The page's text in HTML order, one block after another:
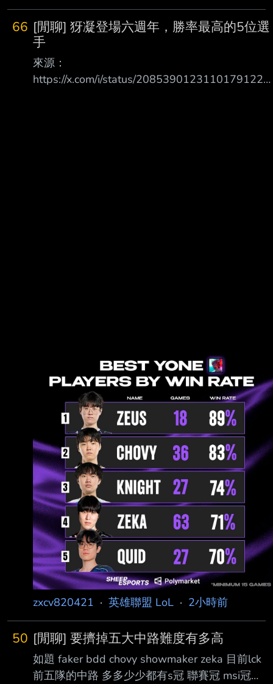
66 [閒聊] 犽凝登場六週年，勝率最高的5位選
手
來源：
https://x.com/i/status/2085390123110179122
zxcv820421 · 英雄聯盟 LoL · 2小時前
50 [閒聊] 要擠掉五大中路難度有多高
如題 faker bdd chovy showmaker zeka 目前lck
前五隊的中路 多多少少都有s冠 聯賽冠 msi冠之